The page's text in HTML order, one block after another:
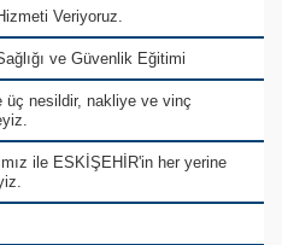
Veriyoruz.
ve Güvenlik Eğitimi
üç nesildir, nakliye ve vinç
ile ESKİŞEHİR'in her yerine